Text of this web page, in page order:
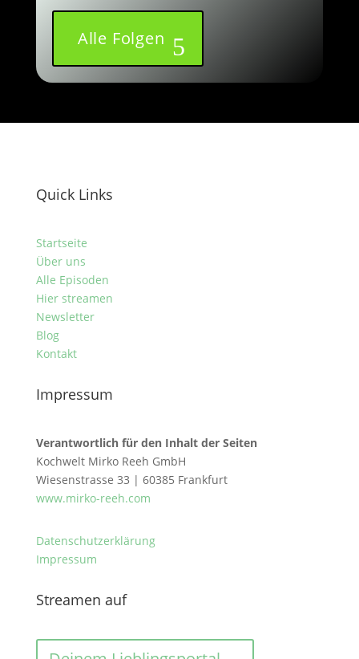
Alle Folgen
Quick Links
Startseite
Über uns
Alle Episoden
Hier streamen
Newsletter
Blog
Kontakt
Impressum
Verantwortlich für den Inhalt der Seiten
Kochwelt Mirko Reeh GmbH
Wiesenstrasse 33 | 60385 Frankfurt
www.mirko-reeh.com
Datenschutzerklärung
Impressum
Streamen auf